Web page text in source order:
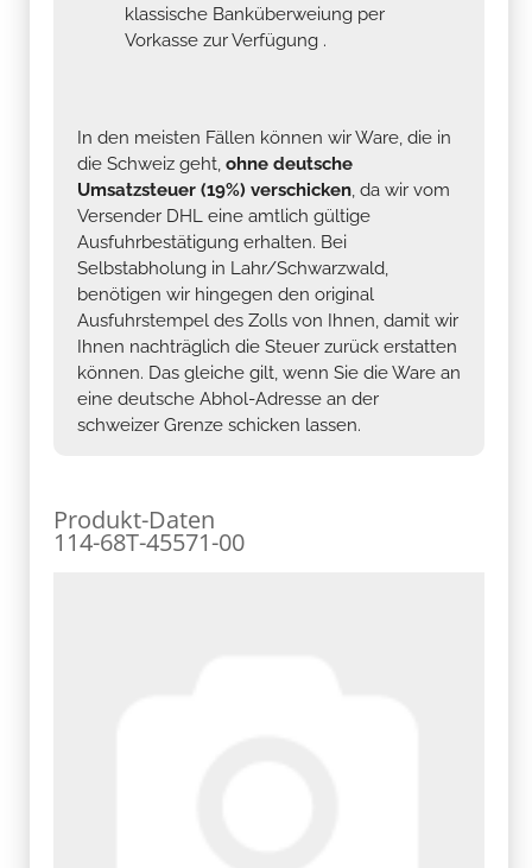
klassische Banküberweiung per
Vorkasse zur Verfügung .
In den meisten Fällen können wir Ware, die in
die Schweiz geht, ohne deutsche
Umsatzsteuer (19%) verschicken, da wir vom
Versender DHL eine amtlich gültige
Ausfuhrbestätigung erhalten. Bei
Selbstabholung in Lahr/Schwarzwald,
benötigen wir hingegen den original
Ausfuhrstempel des Zolls von Ihnen, damit wir
Ihnen nachträglich die Steuer zurück erstatten
können. Das gleiche gilt, wenn Sie die Ware an
eine deutsche Abhol-Adresse an der
schweizer Grenze schicken lassen.
Produkt-Daten
114-68T-45571-00